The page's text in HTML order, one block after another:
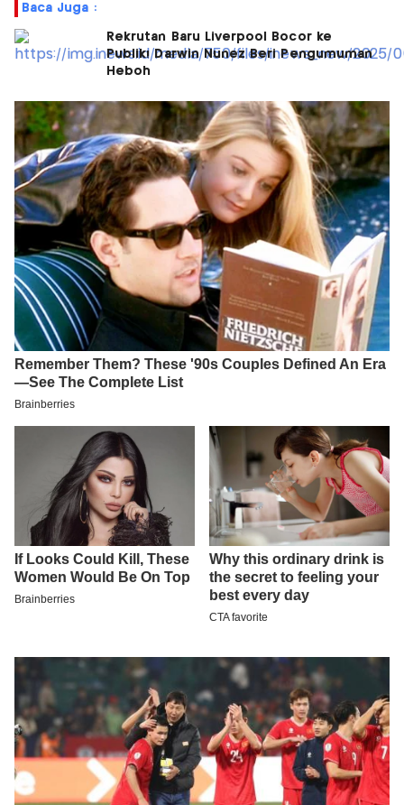
Baca Juga :
Rekrutan Baru Liverpool Bocor ke
Publik! Darwin Nunez Beri Pengumuman
Heboh